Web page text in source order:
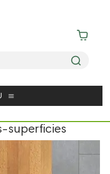
≡
superficies